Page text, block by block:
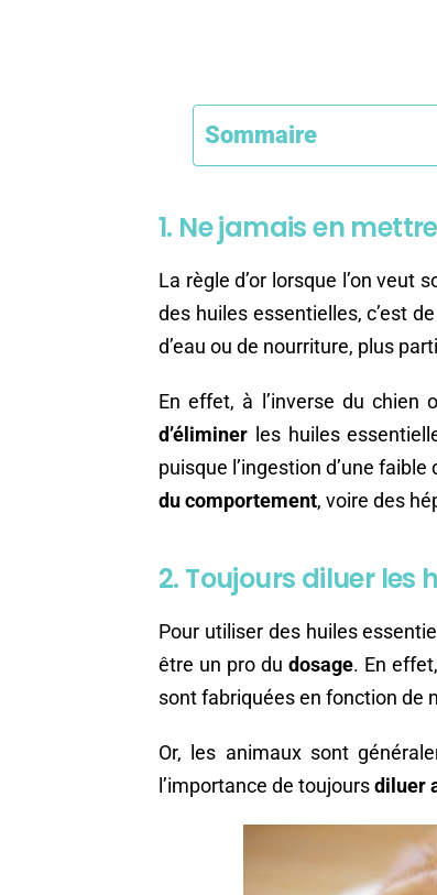
Sommaire
1. Ne jamais en
La règle d’or lorsque l’on veut
des huiles essentielles, c’est
d’eau ou de nourriture, plus
En effet, à l’inverse du chien
d’éliminer les huiles
puisque l’ingestion d’une
du comportement, voire des
2. Toujours diluer les
Pour utiliser des huiles
être un pro dudosage. En
sont fabriquées en fonction de
Or, les animaux sont
l’importance de toujoursdiluer